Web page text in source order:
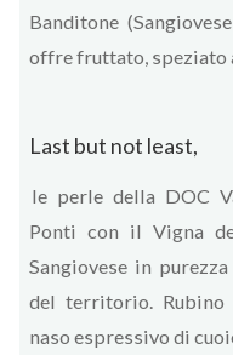
Banditone
offre fruttato, speziato
Last but not least,
le perle della DOC
Ponti con il Vigna
Sangiovese in
del territorio. Rubino
naso espressivo di